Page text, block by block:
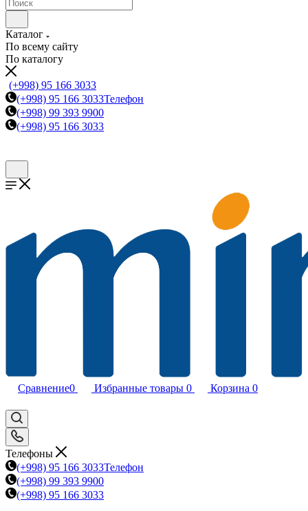
Каталог
По всему сайту
По каталогу
(+998) 95 166 3033
(+998) 95 166 3033Телефон
(+998) 99 393 9900
(+998) 95 166 3033
Сравнение0 Избранные товары 0 Корзина 0
Телефоны
(+998) 95 166 3033Телефон
(+998) 99 393 9900
(+998) 95 166 3033